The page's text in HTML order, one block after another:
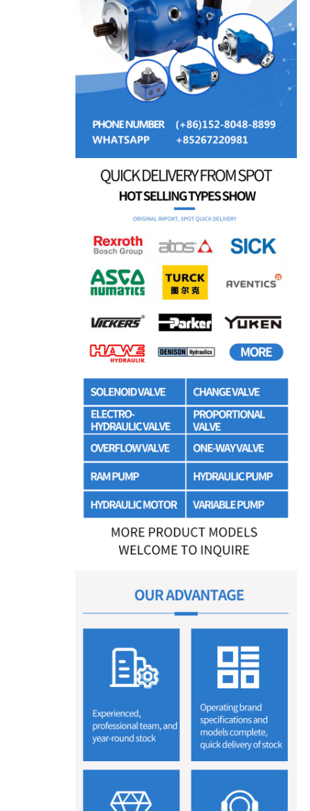
ضبط الجودة
اتصل بنا
اطلب عرض أسعار
مضخة باركر الهيدروليكية
مضخة هيدروليكية فيكرز
صمام ريكسروث الهيدروليكي
ملحقات مرشح ريكسروث
الصمام الهيدروليكي YUKEN
مضخة هيدروليكية Yuken